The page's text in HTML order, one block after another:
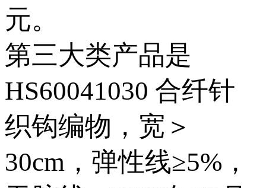
元。
第三大类产品是
HS60041030 合纤针
织钩编物，宽＞
30cm，弹性线≥5%，